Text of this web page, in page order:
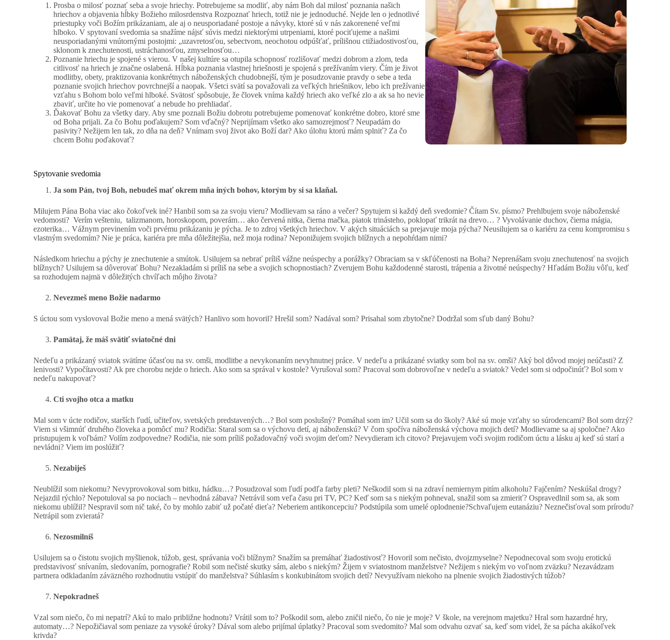
Prosba o milosť poznať seba a svoje hriechy. Potrebujeme sa modliť, aby nám Boh dal milosť poznania našich
hriechov a objavenia hĺbky Božieho milosrdenstva Rozpoznať hriech, totiž nie je jednoduché. Nejde len o jednotlivé
priestupky voči Božím prikázaniam, ale aj o neusporiadané postoje a návyky, ktoré sú v nás zakorenené veľmi
hlboko. V spytovaní svedomia sa snažíme nájsť súvis medzi niektorými utrpeniami, ktoré pociťujeme a našimi
neusporiadanými vnútornými postojmi: „uzavretosťou, sebectvom, neochotou odpúšťať, prílišnou ctižiadostivosťou,
sklonom k znechutenosti, ustráchanosťou, zmyselnosťou…
Poznanie hriechu je spojené s vierou. V našej kultúre sa otupila schopnosť rozlišovať medzi dobrom a zlom, teda
citlivosť na hriech je značne oslabená. Hĺbka poznania vlastnej hriešnosti je spojená s prežívaním viery. Čím je život
modlitby, obety, praktizovania konkrétnych náboženských chudobnejší, tým je posudzovanie pravdy o sebe a teda
poznanie svojich hriechov povrchnejší a naopak. Všetci svätí sa považovali za veľkých hriešnikov, lebo ich prežívanie
vzťahu s Bohom bolo veľmi hlboké. Svätosť spôsobuje, že človek vníma každý hriech ako veľké zlo a ak sa ho nevie
zbaviť, určite ho vie pomenovať a nebude ho prehliadať.
Ďakovať Bohu za všetky dary. Aby sme poznali Božiu dobrotu potrebujeme pomenovať konkrétne dobro, ktoré sme
od Boha prijali. Za čo Bohu poďakujem? Som vďačný? Neprijímam všetko ako samozrejmosť? Neupadám do
pasivity? Nežijem len tak, zo dňa na deň? Vnímam svoj život ako Boží dar? Ako úlohu ktorú mám splniť? Za čo
chcem Bohu poďakovať?
Spytovanie svedomia
Ja som Pán, tvoj Boh, nebudeš mať okrem mňa iných bohov, ktorým by si sa klaňal.
Milujem Pána Boha viac ako čokoľvek iné? Hanbil som sa za svoju vieru? Modlievam sa ráno a večer? Spytujem si každý deň svedomie? Čítam Sv. písmo? Prehlbujem svoje náboženské
vedomosti? Verím vešteniu, talizmanom, horoskopom, poverám… ako červená nitka, čierna mačka, piatok trinásteho, poklopať trikrát na drevo… ? Vyvolávanie duchov, čierna mágia,
ezoterika… Vážnym previnením voči prvému prikázaniu je pýcha. Je to zdroj všetkých hriechov. V akých situáciách sa prejavuje moja pýcha? Neusilujem sa o kariéru za cenu kompromisu s
vlastným svedomím? Nie je práca, kariéra pre mňa dôležitejšia, než moja rodina? Neponižujem svojich blížnych a nepohŕdam nimi?
Následkom hriechu a pýchy je znechutenie a smútok. Usilujem sa nebrať príliš vážne neúspechy a porážky? Obraciam sa v skľúčenosti na Boha? Neprenášam svoju znechutenosť na svojich
blížnych? Usilujem sa dôverovať Bohu? Nezakladám si príliš na sebe a svojich schopnostiach? Zverujem Bohu každodenné starosti, trápenia a životné neúspechy? Hľadám Božiu vôľu, keď
sa rozhodujem najmä v dôležitých chvíľach môjho života?
Nevezmeš meno Božie nadarmo
S úctou som vyslovoval Božie meno a mená svätých? Hanlivo som hovoril? Hrešil som? Nadával som? Prisahal som zbytočne? Dodržal som sľub daný Bohu?
Pamätaj, že máš svätiť sviatočné dni
Nedeľu a prikázaný sviatok svätíme účasťou na sv. omši, modlitbe a nevykonaním nevyhnutnej práce. V nedeľu a prikázané sviatky som bol na sv. omši? Aký bol dôvod mojej neúčasti? Z
lenivosti? Vypočítavosti? Ak pre chorobu nejde o hriech. Ako som sa správal v kostole? Vyrušoval som? Pracoval som dobrovoľne v nedeľu a sviatok? Vedel som si odpočinúť? Bol som v
nedeľu nakupovať?
Cti svojho otca a matku
Mal som v úcte rodičov, starších ľudí, učiteľov, svetských predstavených…? Bol som poslušný? Pomáhal som im? Učil som sa do školy? Aké sú moje vzťahy so súrodencami? Bol som drzý?
Viem si všimnúť druhého človeka a pomôcť mu? Rodičia: Staral som sa o výchovu detí, aj náboženskú? V čom spočíva náboženská výchova mojich detí? Modlievame sa aj spoločne? Ako
pristupujem k voľbám? Volím zodpovedne? Rodičia, nie som príliš požadovačný voči svojim deťom? Nevydieram ich citovo? Prejavujem voči svojim rodičom úctu a lásku aj keď sú starí a
nevládni? Viem im poslúžiť?
Nezabiješ
Neublížil som niekomu? Nevyprovokoval som bitku, hádku…? Posudzoval som ľudí podľa farby pleti? Neškodil som si na zdraví nemiernym pitím alkoholu? Fajčením? Neskúšal drogy?
Nejazdil rýchlo? Nepotuloval sa po nociach – nevhodná zábava? Netrávil som veľa času pri TV, PC? Keď som sa s niekým pohneval, snažil som sa zmieriť? Ospravedlnil som sa, ak som
niekomu ublížil? Nespravil som nič také, čo by mohlo zabiť už počaté dieťa? Neberiem antikoncepciu? Podstúpila som umelé oplodnenie?Schvaľujem eutanáziu? Neznečisťoval som prírodu?
Netrápil som zvieratá?
Nezosmilníš
Usilujem sa o čistotu svojich myšlienok, túžob, gest, správania voči blížnym? Snažím sa premáhať žiadostivosť? Hovoril som nečisto, dvojzmyselne? Nepodnecoval som svoju erotickú
predstavivosť snívaním, sledovaním, pornografie? Robil som nečisté skutky sám, alebo s niekým? Žijem v sviatostnom manželstve? Nežijem s niekým vo voľnom zväzku? Nezavádzam
partnera odkladaním záväzného rozhodnutiu vstúpiť do manželstva? Súhlasím s konkubinátom svojich detí? Nevyužívam niekoho na plnenie svojich žiadostivých túžob?
Nepokradneš
Vzal som niečo, čo mi nepatrí? Akú to malo približne hodnotu? Vrátil som to? Poškodil som, alebo zničil niečo, čo nie je moje? V škole, na verejnom majetku? Hral som hazardné hry,
automaty…? Nepožičiaval som peniaze za vysoké úroky? Dával som alebo prijímal úplatky? Pracoval som svedomito? Mal som odvahu ozvať sa, keď som videl, že sa pácha akákoľvek
krivda?